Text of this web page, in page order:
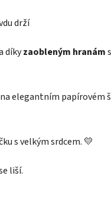
drží
díkyzaobleným hranám
elegantním papírovém
s velkým srdcem. 💛
liší.